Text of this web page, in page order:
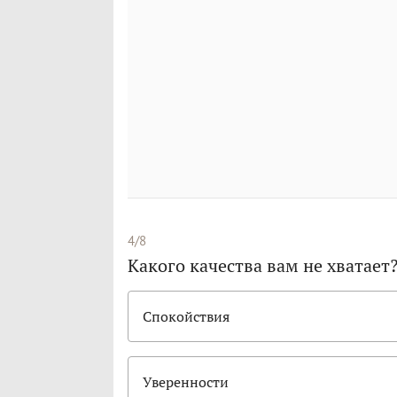
4/8
Какого качества вам не хватает?
Спокойствия
Уверенности